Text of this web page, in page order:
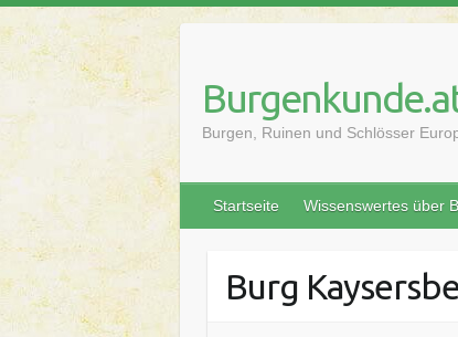
content
Burgen, Ruinen und Schlösser
Startseite Wissenswertes über
Burg